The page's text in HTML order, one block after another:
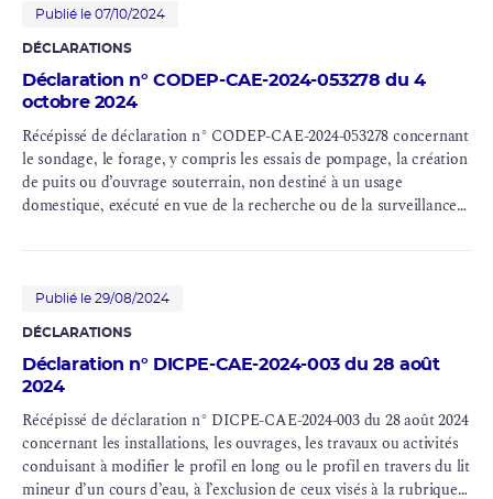
dans les nappes d’accompagnement de cours d’eau.
Le prélèvements permanents ou temporaires issus d'un forage,
puits ou l'ouvrage souterrain dans un système aquifère, à
l'exclusion de nappes d'accompagnement de cours d'eau, par
pompage, drainage, dérivation ou tout autre procédé, le volume
total prélevé étant : 2° Supérieur à 10 000 m3/ an mais inférieur à
200 000 m3/ an.
Publié le 07/10/2024
DÉCLARATIONS
Déclaration n° CODEP-CAE-2024-053278 du 4
octobre 2024
Récépissé de déclaration n° CODEP-CAE-2024-053278 concernant
le sondage, le forage, y compris les essais de pompage, la création
de puits ou d’ouvrage souterrain, non destiné à un usage
domestique, exécuté en vue de la recherche ou de la surveillance
périmètre du site de Flamanville (INB 108,109, 167)
Publié le 29/08/2024
DÉCLARATIONS
Déclaration n° DICPE-CAE-2024-003 du 28 août
2024
Récépissé de déclaration n° DICPE-CAE-2024-003 du 28 août 2024
concernant les installations, les ouvrages, les travaux ou activités
conduisant à modifier le profil en long ou le profil en travers du lit
mineur d’un cours d’eau, à l’exclusion de ceux visés à la rubrique